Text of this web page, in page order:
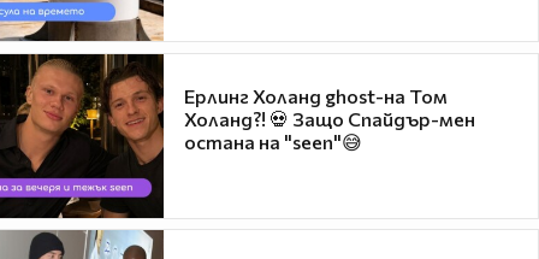
Ерлинг Холанд ghost-на Том
Холанд?! 💀 Защо Спайдър-мен
остана на "seen"😅